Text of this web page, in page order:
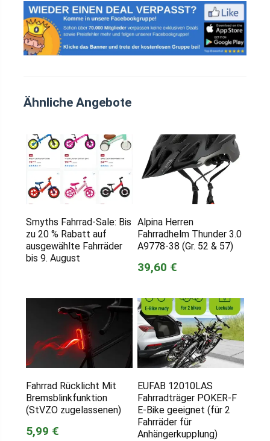
Ähnliche Angebote
Smyths Fahrrad-Sale: Bis
zu 20 % Rabatt auf
ausgewählte Fahrräder
bis 9. August
Alpina Herren
Fahrradhelm Thunder 3.0
A9778-38 (Gr. 52 & 57)
39,60 €
Fahrrad Rücklicht Mit
Bremsblinkfunktion
(StVZO zugelassenen)
5,99 €
EUFAB 12010LAS
Fahrradträger POKER-F
E-Bike geeignet (für 2
Fahrräder für
Anhängerkupplung)